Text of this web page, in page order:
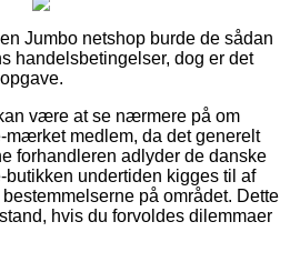
Jumbo netshop burde de sådan
handelsbetingelser, dog er det
være at se nærmere på om
mærket medlem, da det generelt
forhandleren adlyder de danske
butikken undertiden kigges til af
på området. Dette
hvis du forvoldes dilemmaer